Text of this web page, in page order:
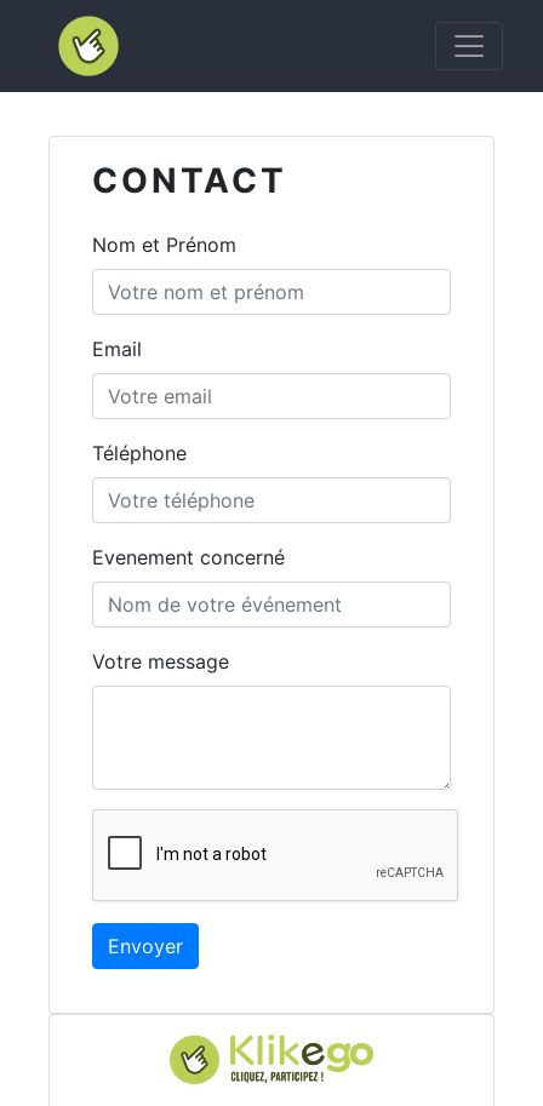
CONTACT
Nom et Prénom
Email
Téléphone
Evenement concerné
Votre message
Envoyer